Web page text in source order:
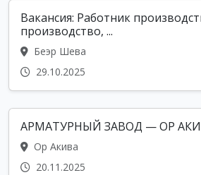
Вакансия: Работник
производство, ...
Беэр Шева
29.10.2025
АРМАТУРНЫЙ ЗАВОД — ОР
Ор Акива
20.11.2025